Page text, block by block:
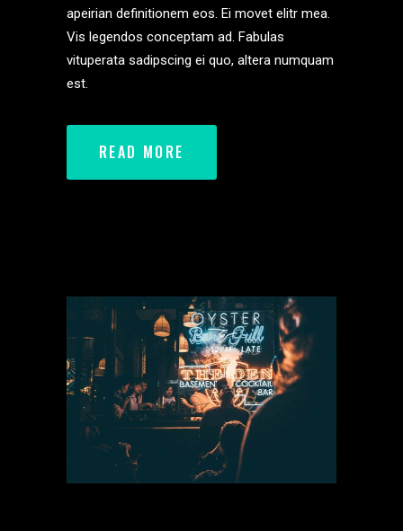
apeirian definitionem eos. Ei movet elitr mea.
Vis legendos conceptam ad. Fabulas
vituperata sadipscing ei quo, altera numquam
est.
READ MORE